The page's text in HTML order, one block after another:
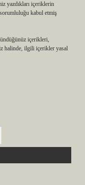
yazdıkları içeriklerin
kabul etmiş
içerikleri,
halinde, ilgili içerikler yasal